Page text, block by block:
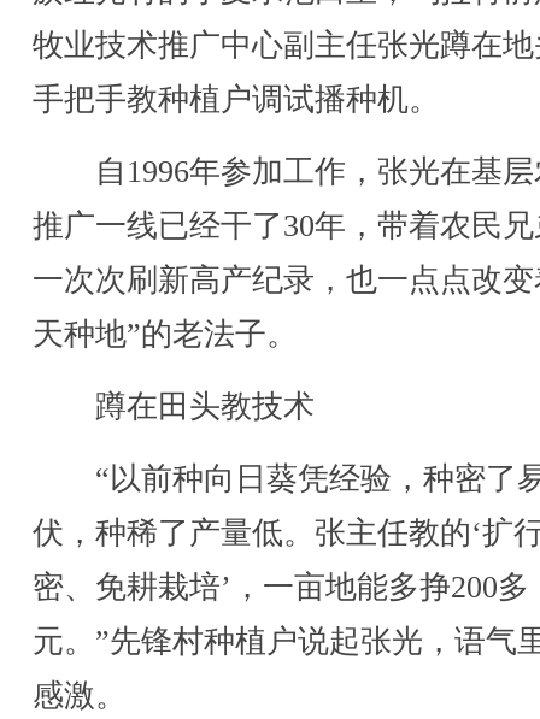
牧业技术推广中心副主任张光蹲在
手把手教种植户调试播种机。
自1996年参加工作，张光在基层
推广一线已经干了30年，带着农民
一次次刷新高产纪录，也一点点改变
天种地”的老法子。
蹲在田头教技术
“以前种向日葵凭经验，种密了
伏，种稀了产量低。张主任教的‘扩
密、免耕栽培’，一亩地能多挣200多
元。”先锋村种植户说起张光，语气
感激。